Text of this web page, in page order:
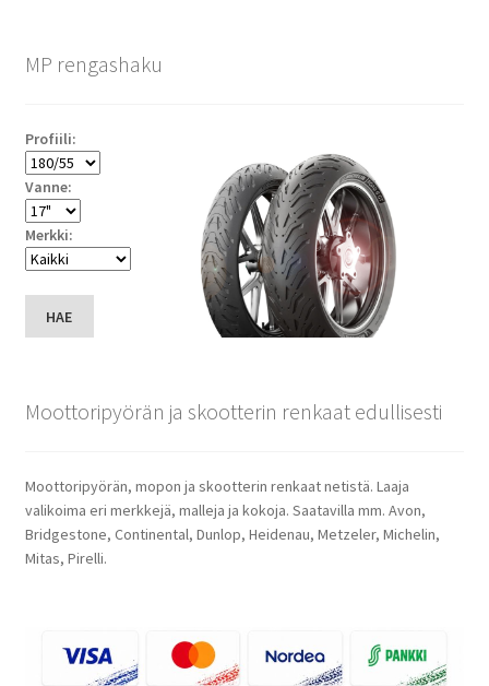
MP rengashaku
Profiili:
Vanne:
Merkki:
HAE
Moottoripyörän ja skootterin renkaat edullisesti
Moottoripyörän, mopon ja skootterin renkaat netistä. Laaja
valikoima eri merkkejä, malleja ja kokoja. Saatavilla mm. Avon,
Bridgestone, Continental, Dunlop, Heidenau, Metzeler, Michelin,
Mitas, Pirelli.